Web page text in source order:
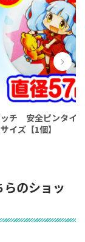
ッチ 安全ピンタイ
イズ【1個】
のショッ